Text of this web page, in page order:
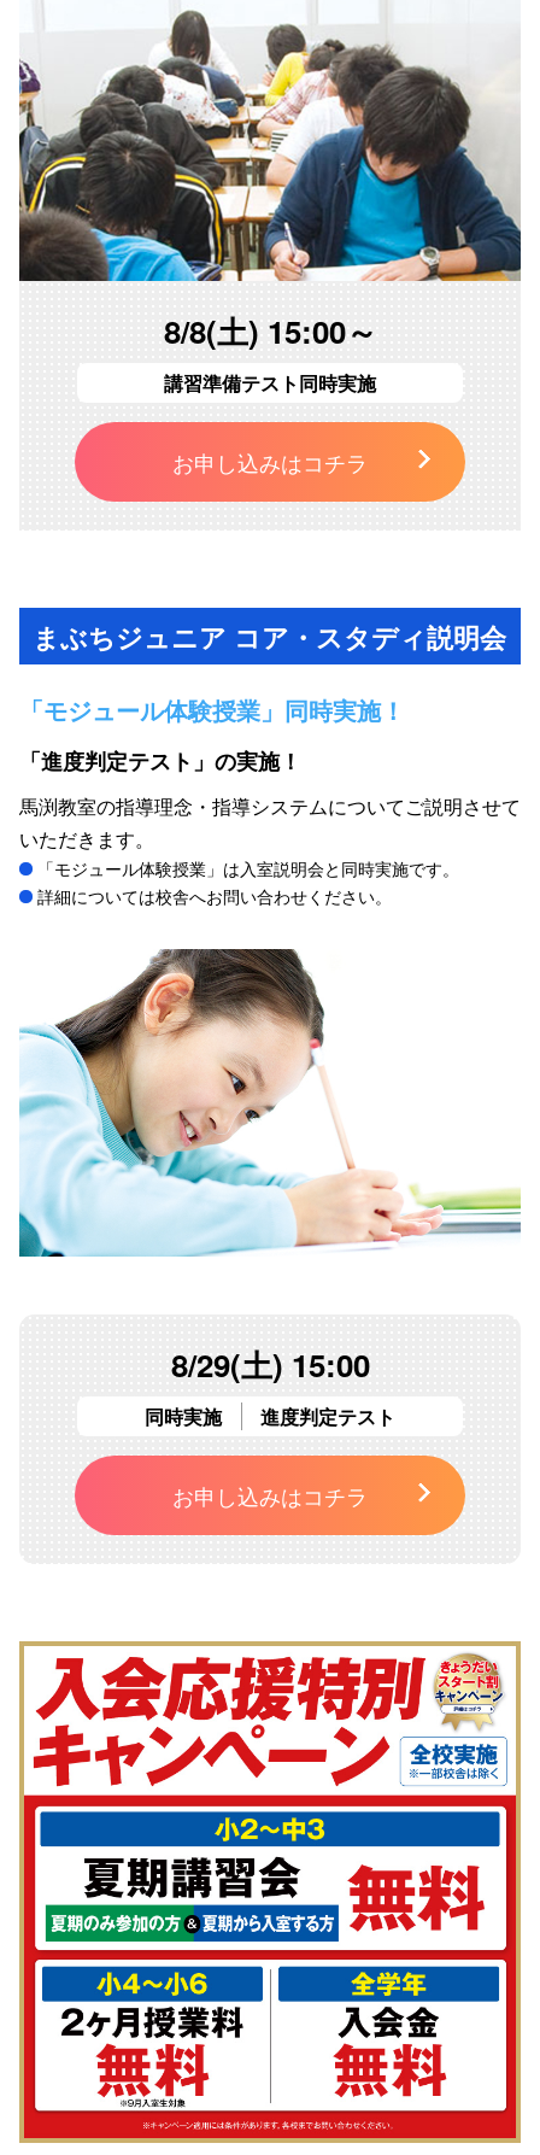
8/8(土) 15:00～
講習準備テスト同時実施
お申し込みはコチラ
まぶちジュニア コア・スタディ説明会
「モジュール体験授業」同時実施！
「進度判定テスト」の実施！
馬渕教室の指導理念・指導システムについてご説明させて
いただきます。
「モジュール体験授業」は入室説明会と同時実施です。
詳細については校舎へお問い合わせください。
8/29(土) 15:00
同時実施 進度判定テスト
お申し込みはコチラ